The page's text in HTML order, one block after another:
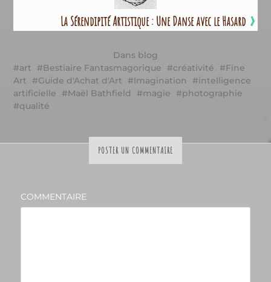
La Sérendipité Artistique : Une Danse avec le Hasard »
Dans blog
art
Bestiaire Fantasmagorique créativité
Fine
Art
Guide d'Achat d'Art Imagination
intelligence
artificielle
Maël Bathfield magie
photographie
qualité
POSTER UN COMMENTAIRE
COMMENTAIRE